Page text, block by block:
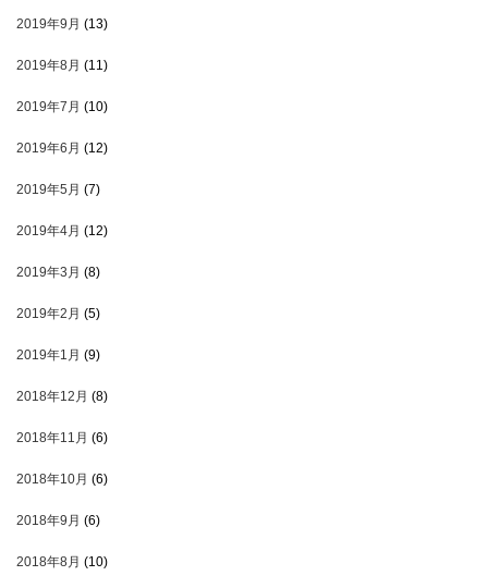
2019年9月 (13)
2019年8月 (11)
2019年7月 (10)
2019年6月 (12)
2019年5月 (7)
2019年4月 (12)
2019年3月 (8)
2019年2月 (5)
2019年1月 (9)
2018年12月 (8)
2018年11月 (6)
2018年10月 (6)
2018年9月 (6)
2018年8月 (10)